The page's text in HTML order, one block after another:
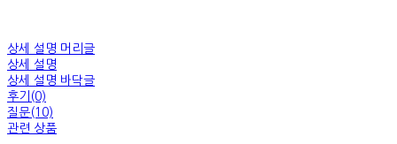
상세 설명 머리글
상세 설명
상세 설명 바닥글
후기(0)
질문(10)
관련 상품